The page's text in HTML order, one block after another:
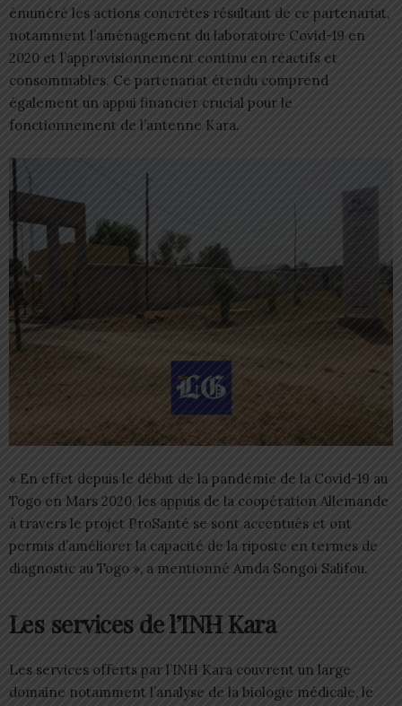
énuméré les actions concrètes résultant de ce partenariat,
notamment l’aménagement du laboratoire Covid-19 en
2020 et l’approvisionnement continu en réactifs et
consommables. Ce partenariat étendu comprend
également un appui financier crucial pour le
fonctionnement de l’antenne Kara.
« En effet depuis le début de la pandémie de la Covid-19 au
Togo en Mars 2020, les appuis de la coopération Allemande
à travers le projet ProSanté se sont accentués et ont
permis d’améliorer la capacité de la riposte en termes de
diagnostic au Togo », a mentionné Amda Songoi Salifou.
Les services de l’INH Kara
Les services offerts par l’INH Kara couvrent un large
domaine notamment l’analyse de la biologie médicale, le